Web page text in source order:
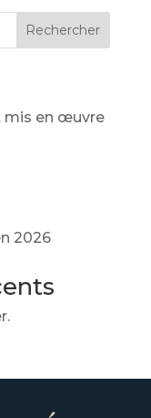
Rechercher
mis en œuvre
2026